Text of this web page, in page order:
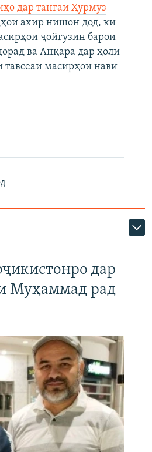
дар тангаи Ҳурмуз
ахир нишон дод, ки
ҷойгузин барои
ва Анқара дар ҳоли
тавсеаи масирҳои нави
дар
Муҳаммад рад